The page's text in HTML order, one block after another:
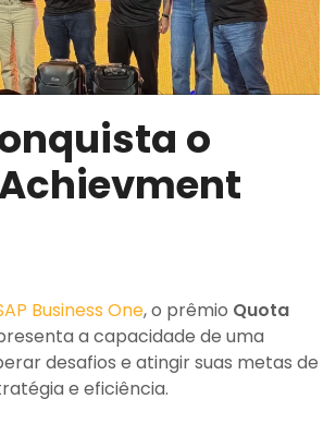
o
Business One, o prêmio Quota
a capacidade de uma
desafios e atingir suas metas de
e eficiência.